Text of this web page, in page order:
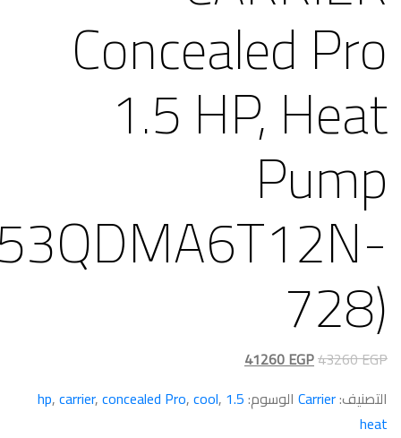
Concealed Pro
1.5 HP, Heat
Pump
728)
43260EGP
السعر
هو:
41260EGP
السعر
هو:
التصنيف:Carrier الوسوم:1.5 hp
,carrier,concealed Pro,cool,
heat